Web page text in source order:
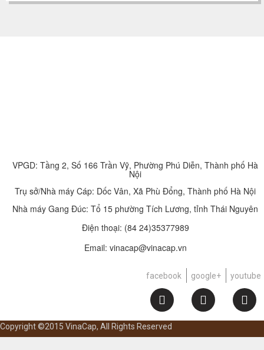
VPGD: Tầng 2, Số 166 Trần Vỹ, Phường Phú Diễn, Thành phố Hà
Nội
Trụ sở/Nhà máy Cáp: Dốc Vân, Xã Phù Đổng, Thành phố Hà Nội
Nhà máy Gang Đúc: Tổ 15 phường Tích Lương, tỉnh Thái Nguyên
Điện thoại: (84 24)35377989
Email: vinacap@vinacap.vn
facebook google+ youtube
Copyright ©2015 VinaCap, All Rights Reserved